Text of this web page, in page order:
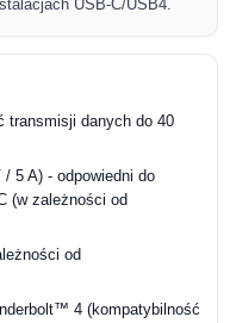
USB-C/USB4.
transmisji danych do 40
5 A) - odpowiedni do
(w zależności od
od
4 (kompatybilność